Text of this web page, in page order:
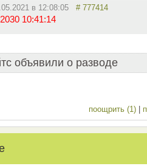
в 12:08:05 # 777414
10:41:14
объявили о разводе
поощрить (1) |